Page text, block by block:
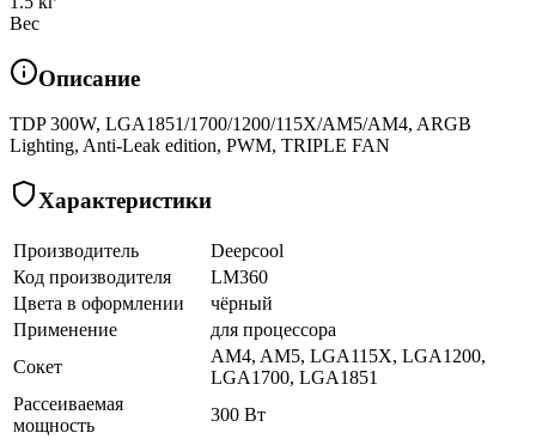
Вес
Описание
TDP 300W, LGA1851/1700/1200/115X/AM5/AM4, ARGB
Lighting, Anti-Leak edition, PWM, TRIPLE FAN
Характеристики
Производитель
Deepcool
Код производителя
LM360
Цвета в оформлении
чёрный
Применение
для процессора
Сокет
AM4, AM5, LGA115X, LGA1200,
LGA1700, LGA1851
Рассеиваемая
мощность
300 Вт